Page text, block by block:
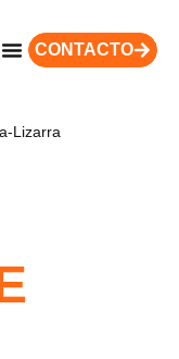
CONTACTO
Lizarra